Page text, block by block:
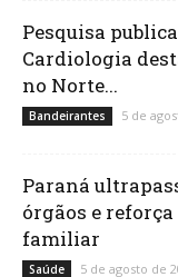
Pesquisa
Cardiologia
no Norte...
Bandeirantes 5 de
Paraná
órgãos e
familiar
Saúde 5 de agosto de